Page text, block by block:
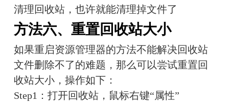
清理回收站，也许就能清理掉文件了
方法六、重置回收站大小
如果重启资源管理器的方法不能解决回收站
文件删除不了的难题，那么可以尝试重置回
收站大小，操作如下：
Step1：打开回收站，鼠标右键“属性”